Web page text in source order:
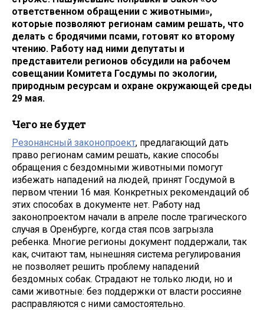
ответственном обращении с животными»,
которые позволяют регионам самим решать, что
делать с бродячими псами, готовят ко второму
чтению. Работу над ними депутаты и
представители регионов обсудили на рабочем
совещании Комитета Госдумы по экологии,
природным ресурсам и охране окружающей среды
29 мая.
Чего не будет
Резонансный законопроект, предлагающий дать
право регионам самим решать, какие способы
обращения с бездомными животными помогут
избежать нападений на людей, принят Госдумой в
первом чтении 16 мая. Конкретных рекомендаций об
этих способах в документе нет. Работу над
законопроектом начали в апреле после трагического
случая в Оренбурге, когда стая псов загрызла
ребенка. Многие регионы документ поддержали, так
как, считают там, нынешняя система регулирования
не позволяет решить проблему нападений
бездомных собак. Страдают не только люди, но и
сами животные: без поддержки от власти россияне
расправляются с ними самостоятельно.